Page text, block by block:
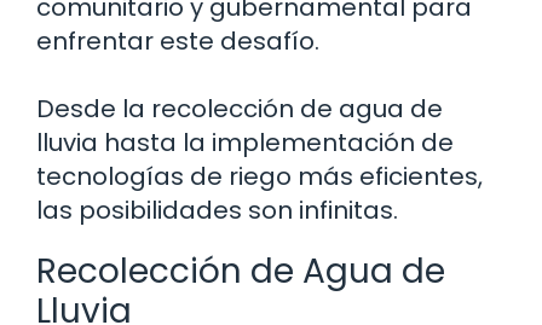
comunitario y gubernamental para
enfrentar este desafío.
Desde la recolección de agua de
lluvia hasta la implementación de
tecnologías de riego más eficientes,
las posibilidades son infinitas.
Recolección de Agua de
Lluvia